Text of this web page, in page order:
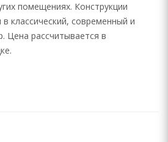
помещениях. Конструкции
классический, современный и
Цена рассчитывается в